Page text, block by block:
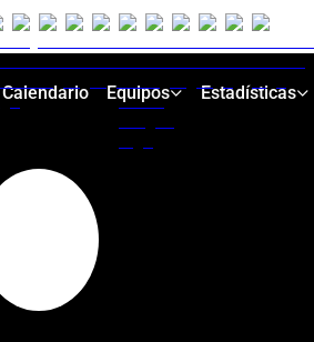
Calendario Equipos Estadísticas